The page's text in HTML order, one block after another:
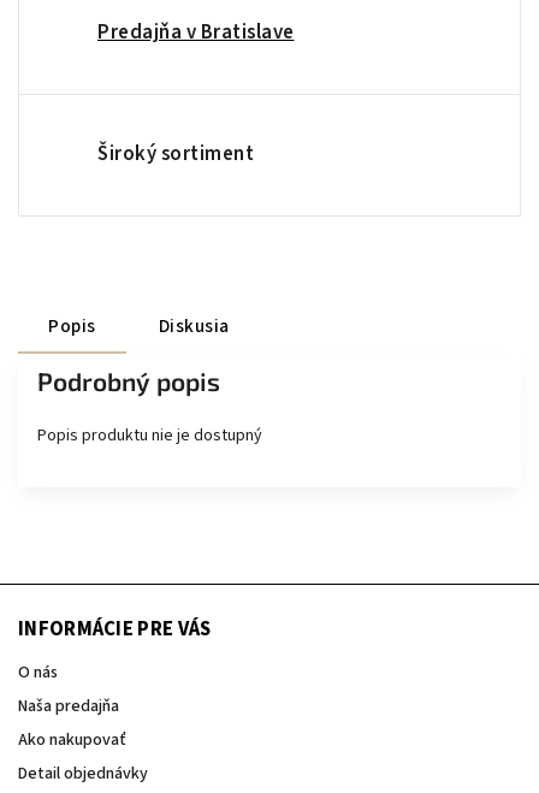
Predajňa v Bratislave
Široký sortiment
Popis Diskusia
Podrobný popis
Popis produktu nie je dostupný
INFORMÁCIE PRE VÁS
O nás
Naša predajňa
Ako nakupovať
Detail objednávky